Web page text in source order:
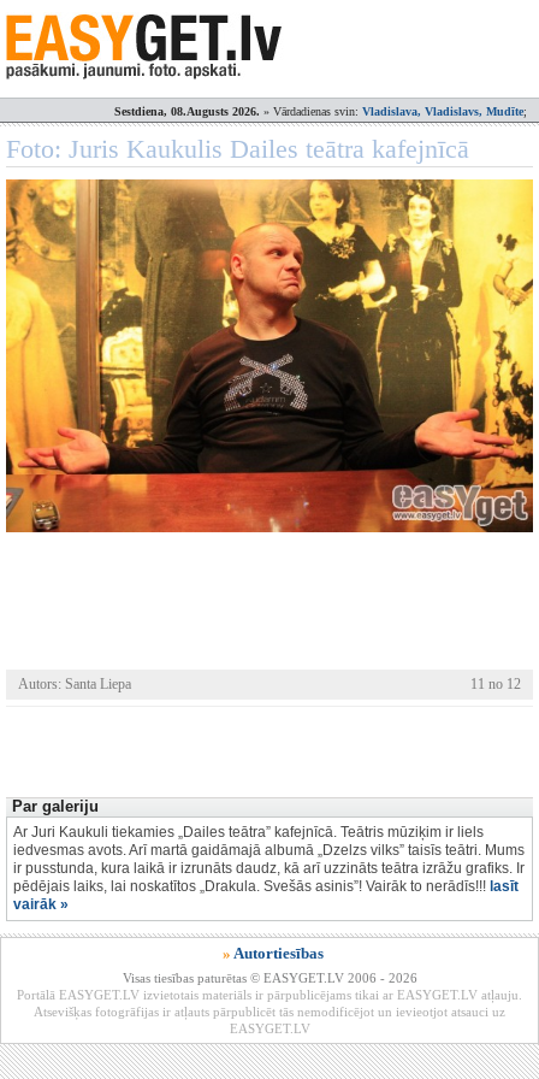
Sestdiena, 08.Augusts 2026. » Vārdadienas svin: Vladislava, Vladislavs, Mudīte;
Foto: Juris Kaukulis Dailes teātra kafejnīcā
Autors: Santa Liepa 11 no 12
Par galeriju
Ar Juri Kaukuli tiekamies „Dailes teātra” kafejnīcā. Teātris mūziķim ir liels
iedvesmas avots. Arī martā gaidāmajā albumā „Dzelzs vilks” taisīs teātri. Mums
ir pusstunda, kura laikā ir izrunāts daudz, kā arī uzzināts teātra izrāžu grafiks. Ir
pēdējais laiks, lai noskatītos „Drakula. Svešās asinis”! Vairāk to nerādīs!!! lasīt
vairāk »
» Autortiesības
Visas tiesības paturētas © EASYGET.LV 2006 - 2026
Portālā EASYGET.LV izvietotais materiāls ir pārpublicējams tikai ar EASYGET.LV atļauju.
Atsevišķas fotogrāfijas ir atļauts pārpublicēt tās nemodificējot un ievieotjot atsauci uz
EASYGET.LV